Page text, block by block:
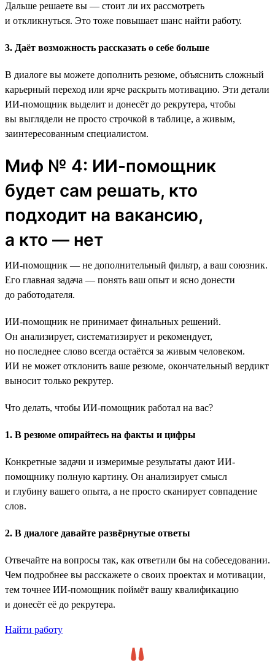
Дальше решаете вы — стоит ли их рассмотреть
и откликнуться. Это тоже повышает шанс найти работу.
3. Даёт возможность рассказать о себе больше
В диалоге вы можете дополнить резюме, объяснить сложный
карьерный переход или ярче раскрыть мотивацию. Эти детали
ИИ-помощник выделит и донесёт до рекрутера, чтобы
вы выглядели не просто строчкой в таблице, а живым,
заинтересованным специалистом.
Миф № 4: ИИ-помощник
будет сам решать, кто
подходит на вакансию,
а кто — нет
ИИ-помощник — не дополнительный фильтр, а ваш союзник.
Его главная задача — понять ваш опыт и ясно донести
до работодателя.
ИИ-помощник не принимает финальных решений.
Он анализирует, систематизирует и рекомендует,
но последнее слово всегда остаётся за живым человеком.
ИИ не может отклонить ваше резюме, окончательный вердикт
выносит только рекрутер.
Что делать, чтобы ИИ-помощник работал на вас?
1. В резюме опирайтесь на факты и цифры
Конкретные задачи и измеримые результаты дают ИИ-
помощнику полную картину. Он анализирует смысл
и глубину вашего опыта, а не просто сканирует совпадение
слов.
2. В диалоге давайте развёрнутые ответы
Отвечайте на вопросы так, как ответили бы на собеседовании.
Чем подробнее вы расскажете о своих проектах и мотивации,
тем точнее ИИ-помощник поймёт вашу квалификацию
и донесёт её до рекрутера.
Найти работу